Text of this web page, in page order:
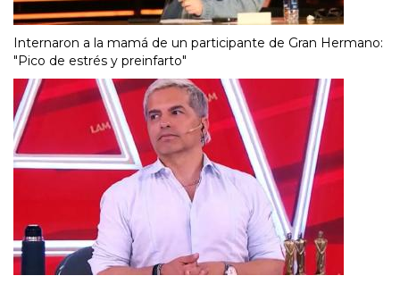
Internaron a la mamá de un participante de Gran Hermano:
"Pico de estrés y preinfarto"